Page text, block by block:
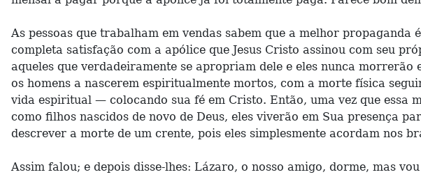
As pessoas que trabalham em vendas sabem que a melhor
completa satisfação com a apólice que Jesus Cristo assinou com seu
aqueles que verdadeiramente se apropriam dele e eles nunca
os homens a nascerem espiritualmente mortos, com a morte física
vida espiritual — colocando sua fé em Cristo. Então, uma vez que
como filhos nascidos de novo de Deus, eles viverão em Sua presença
descrever a morte de um crente, pois eles simplesmente acordam nos
Assim falou; e depois disse-lhes: Lázaro, o nosso amigo, dorme, mas